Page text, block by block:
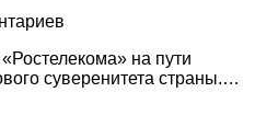
на пути
суверенитета страны.…